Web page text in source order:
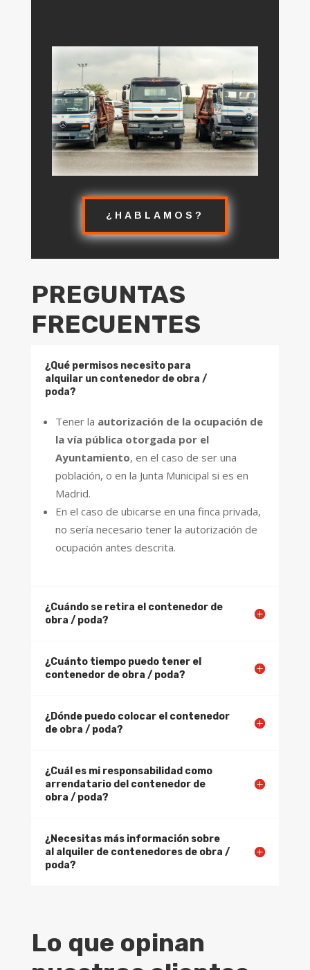
¿HABLAMOS?
PREGUNTAS
FRECUENTES
¿Qué permisos necesito para
alquilar un contenedor de obra /
poda?
Tener la autorización de la ocupación de
la vía pública otorgada por el
Ayuntamiento, en el caso de ser una
población, o en la Junta Municipal si es en
Madrid.
En el caso de ubicarse en una finca privada,
no sería necesario tener la autorización de
ocupación antes descrita.
¿Cuándo se retira el contenedor de
obra / poda?
¿Cuánto tiempo puedo tener el
contenedor de obra / poda?
¿Dónde puedo colocar el contenedor
de obra / poda?
¿Cuál es mi responsabilidad como
arrendatario del contenedor de
obra / poda?
¿Necesitas más información sobre
al alquiler de contenedores de obra /
poda?
Lo que opinan